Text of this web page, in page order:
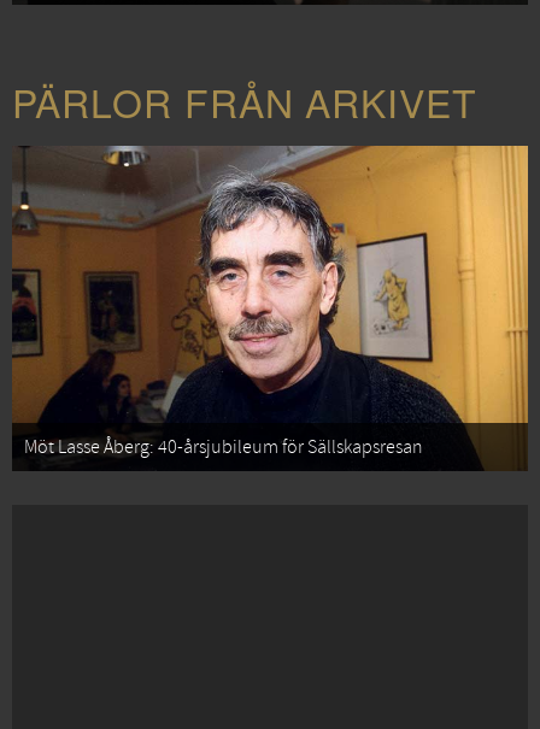
PÄRLOR FRÅN ARKIVET
Möt Lasse Åberg: 40-årsjubileum för Sällskapsresan